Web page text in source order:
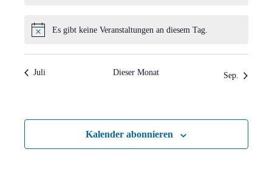
Hinweis
Es gibt keine Veranstaltungen an diesem Tag.
Juli Dieser Monat Sep.
Kalender abonnieren